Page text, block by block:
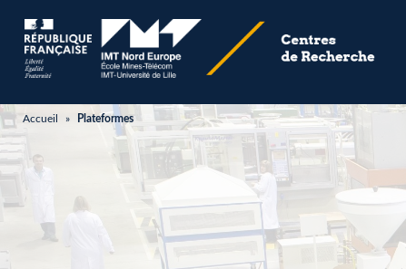
Accueil » Plateformes